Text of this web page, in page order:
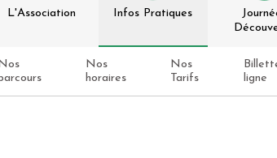
L'Association Infos Pratiques
Nos
horaires
Nos
Tarifs
ligne